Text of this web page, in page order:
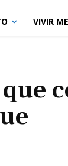
VIVIR